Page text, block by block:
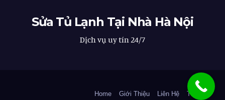
Sửa Tủ Lạnh Tại Nhà Hà Nội
Dịch vụ uy tín 24/7
Home Giới Thiệu Liên Hệ Tin Tức